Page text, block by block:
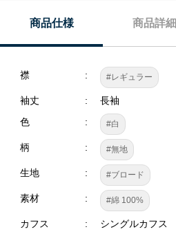
商品仕様 商品詳細
襟 #レギュラー
袖丈
長袖
色
#白
柄 #無地
生地 #ブロード
素材 #綿 100%
カフス
シングルカフス